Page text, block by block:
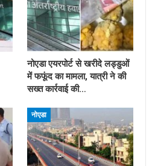
नोएडा एयरपोर्ट से खरीदे लड्डुओं
में फफूंद का मामला, यात्री ने की
सख्त कार्रवाई की…
नोएडा